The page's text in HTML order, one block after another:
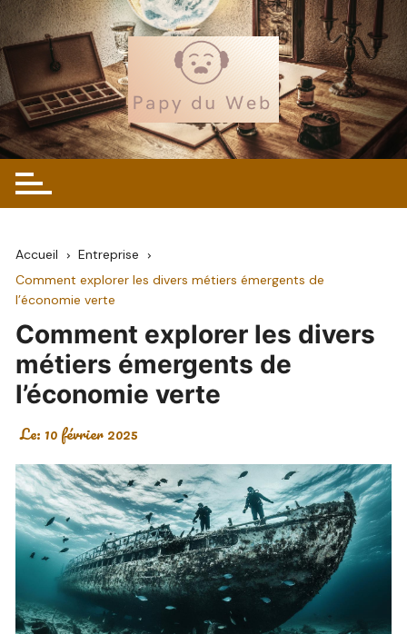
Skip
to
content
Accueil
Entreprise
Comment explorer les divers métiers émergents de
l’économie verte
Comment explorer les divers
métiers émergents de
l’économie verte
Le: 10 février 2025